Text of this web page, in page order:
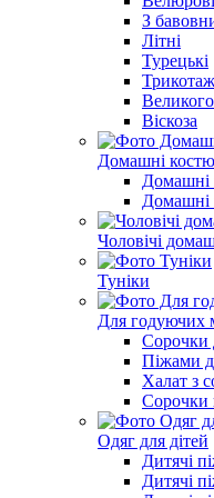
З
Літні
Турецькі
Віскоза
Домашні
Домашні
Домашні
Чоловічі
Туніки
Для годуючих
Сорочки
Піжами
Халат з
Сорочки
Одяг для дітей
Дитячі
Дитячі